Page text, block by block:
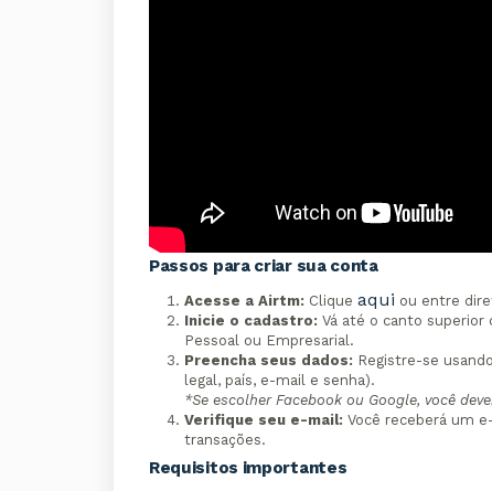
Passos para criar sua conta
Acesse a Airtm: Clique aqui ou entre
Inicie o cadastro: Vá até o canto
Pessoal ou Empresarial.
Preencha seus dados: Registre-se
legal, país, e-mail e senha).
*Se escolher Facebook ou Google, você
Verifique seu e-mail: Você receberá um
transações.
Requisitos importantes